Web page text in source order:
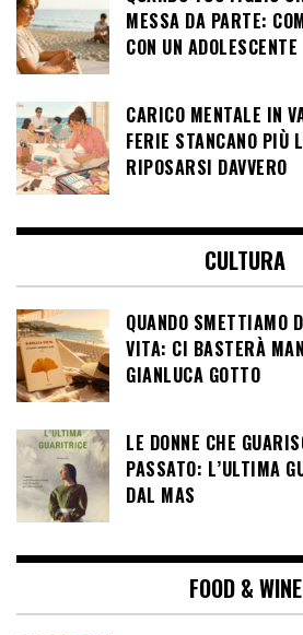
MESSA DA PARTE:
CON UN ADOLESCENTE
CARICO MENTALE IN
FERIE STANCANO PIÙ
RIPOSARSI DAVVERO
CULTURA
QUANDO SMETTIAMO
VITA: CI BASTERÀ
GIANLUCA GOTTO
LE DONNE CHE
PASSATO: L’ULTIMA
DAL MAS
FOOD & WINE